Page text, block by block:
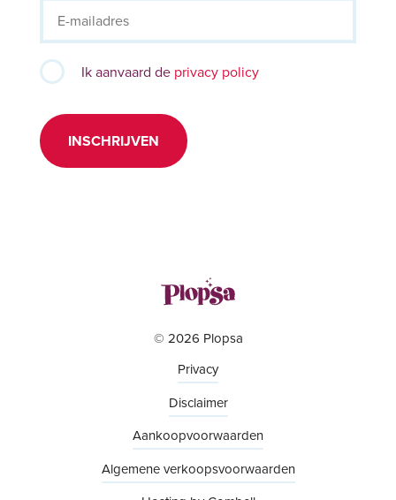
Ik aanvaard de privacy policy
INSCHRIJVEN
© 2026 Plopsa
Privacy
Disclaimer
Aankoopvoorwaarden
Algemene verkoopsvoorwaarden